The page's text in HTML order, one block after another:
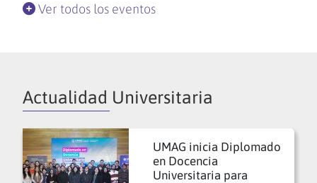
Ver todos los eventos
Actualidad Universitaria
UMAG inicia Diplomado
en Docencia
Universitaria para